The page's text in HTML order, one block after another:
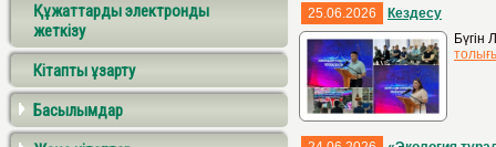
Құжаттарды электронды
жеткізу
Кітапты ұзарту
Басылымдар
25.06.2026
Кездесу
Бүгін